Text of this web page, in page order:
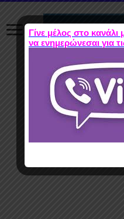
Γίνε μέλος στο κανάλι
να ενημερώνεσαι για